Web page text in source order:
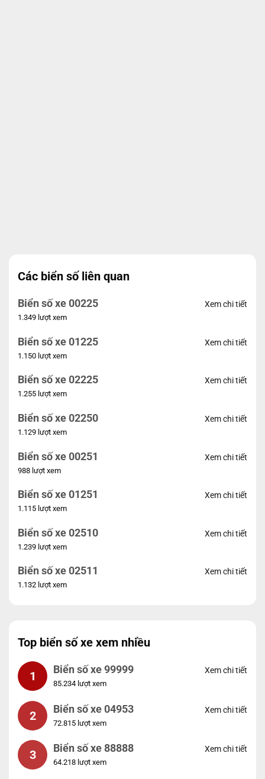
Các biển số liên quan
Biển số xe 00225
1.349 lượt xem
Xem chi tiết
Biển số xe 01225
1.150 lượt xem
Xem chi tiết
Biển số xe 02225
1.255 lượt xem
Xem chi tiết
Biển số xe 02250
1.129 lượt xem
Xem chi tiết
Biển số xe 00251
988 lượt xem
Xem chi tiết
Biển số xe 01251
1.115 lượt xem
Xem chi tiết
Biển số xe 02510
1.239 lượt xem
Xem chi tiết
Biển số xe 02511
1.132 lượt xem
Xem chi tiết
Top biển số xe xem nhiều
1 Biển số xe 99999
85.234 lượt xem
Xem chi tiết
2 Biển số xe 04953
72.815 lượt xem
Xem chi tiết
3 Biển số xe 88888
64.218 lượt xem
Xem chi tiết